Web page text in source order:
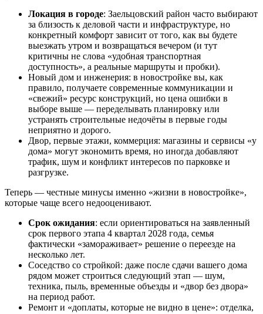
Локация в городе: Заельцовский район часто выбирают
за близость к деловой части и инфраструктуре, но
конкретный комфорт зависит от того, как вы будете
выезжать утром и возвращаться вечером (и тут
критичны не слова «удобная транспортная
доступность», а реальные маршруты и пробки).
Новый дом и инженерия: в новостройке вы, как
правило, получаете современные коммуникации и
«свежий» ресурс конструкций, но цена ошибки в
выборе выше — переделывать планировку или
устранять строительные недочёты в первые годы
неприятно и дорого.
Двор, первые этажи, коммерция: магазины и сервисы «у
дома» могут экономить время, но иногда добавляют
трафик, шум и конфликт интересов по парковке и
разгрузке.
Теперь — честные минусы именно «жизни в новостройке»,
которые чаще всего недооценивают.
Срок ожидания: если ориентироваться на заявленный
срок первого этапа 4 квартал 2028 года, семья
фактически «замораживает» решение о переезде на
несколько лет.
Соседство со стройкой: даже после сдачи вашего дома
рядом может строиться следующий этап — шум,
техника, пыль, временные объезды и «двор без двора»
на период работ.
Ремонт и «доплаты, которые не видно в цене»: отделка,